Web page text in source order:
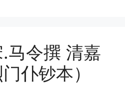
马令撰 清嘉
仆钞本）